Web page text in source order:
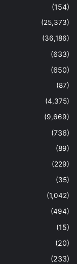
(154)
(25,373)
(36,186)
(633)
(650)
(87)
(4,375)
(9,669)
(736)
(89)
(229)
(35)
(1,042)
(494)
(15)
(20)
(233)